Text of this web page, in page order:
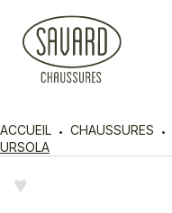
ACCUEIL CHAUSSURES
URSOLA
♥︎